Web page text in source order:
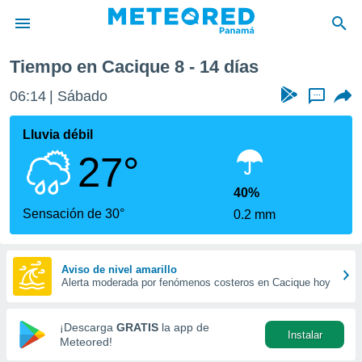
de
ha
para
que se
calidad.
a este
las
y
forma
digital
basada
Tiempo en Cacique 8 - 14 días
06:14 Sábado ...
Lluvia débil
27°
Sensación de 30°
40%
0.2 mm
Aviso de nivel amarillo
Alerta moderada por fenómenos costeros en Cacique hoy
¡Descarga GRATIS la app de
Meteored!
Instalar